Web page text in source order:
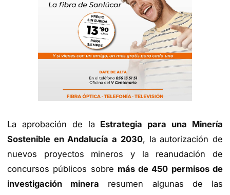
La aprobación de la Estrategia para una Minería
Sostenible en Andalucía a 2030, la autorización de
nuevos proyectos mineros y la reanudación de
concursos públicos sobre más de 450 permisos de
investigación minera resumen algunas de las